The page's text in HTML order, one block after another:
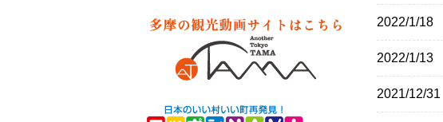
2022/1/18
2022/1/13
2021/12/31